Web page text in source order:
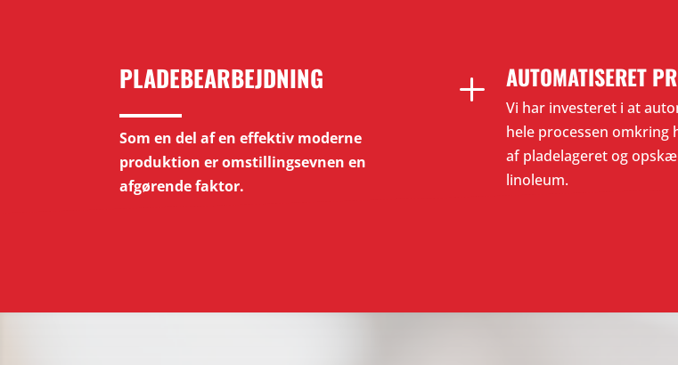
PLADEBEARBEJDNING
Som en del af en effektiv moderne
produktion er omstillingsevnen en
afgørende faktor.
L AUTOMATISERET
Vi har investeret i at
hele processen omkring
af pladelageret og
linoleum.